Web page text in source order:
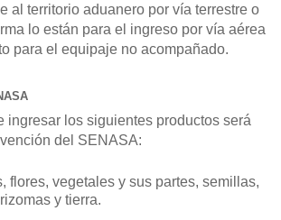
al territorio aduanero por vía terrestre o
lo están para el ingreso por vía aérea
para el equipaje no acompañado.
ingresar los siguientes productos será
del SENASA:
flores, vegetales y sus partes, semillas,
y tierra.